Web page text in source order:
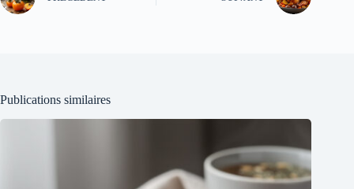
Publications similaires